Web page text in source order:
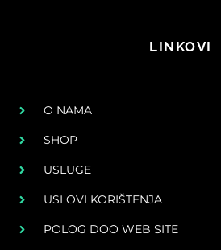
LINKOVI
O NAMA
SHOP
USLUGE
USLOVI KORIŠTENJA
POLOG DOO WEB SITE